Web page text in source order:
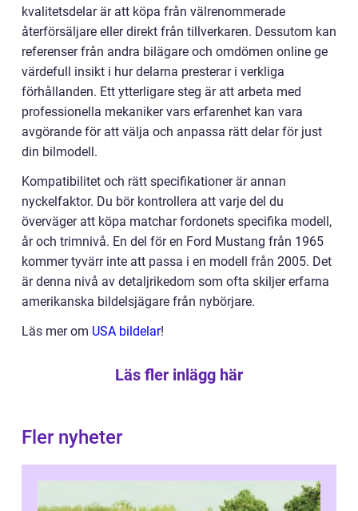
kvalitetsdelar är att köpa från välrenommerade
återförsäljare eller direkt från tillverkaren. Dessutom kan
referenser från andra bilägare och omdömen online ge
värdefull insikt i hur delarna presterar i verkliga
förhållanden. Ett ytterligare steg är att arbeta med
professionella mekaniker vars erfarenhet kan vara
avgörande för att välja och anpassa rätt delar för just
din bilmodell.
Kompatibilitet och rätt specifikationer är annan
nyckelfaktor. Du bör kontrollera att varje del du
överväger att köpa matchar fordonets specifika modell,
år och trimnivå. En del för en Ford Mustang från 1965
kommer tyvärr inte att passa i en modell från 2005. Det
är denna nivå av detaljrikedom som ofta skiljer erfarna
amerikanska bildelsjägare från nybörjare.
Läs mer om USA bildelar!
Läs fler inlägg här
Fler nyheter